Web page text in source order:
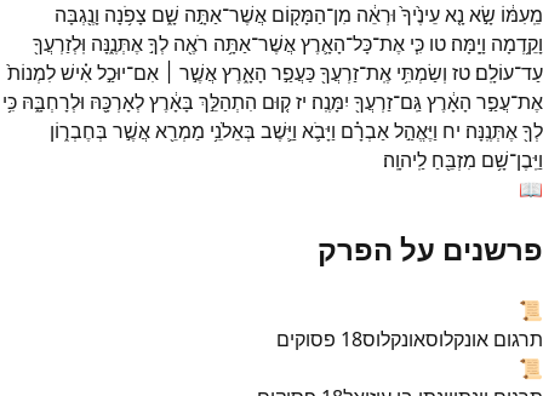
מֵֽעִמּ֔וֹ שָׂ֣א נָ֤אעֵינֶ֙יךָ֙ וּרְאֵ֔ה מִן־הַמָּק֖וֹם אֲשֶׁר־אַתָּ֣ה שָׁ֑ם צָפֹ֥נָה וָנֶ֖גְבָּה
וָקֵ֥דְמָה וָיָֽמָּה׃ טו כִּ֧י אֶת־כָּל־הָאָ֛רֶץאֲשֶׁר־אַתָּ֥ה רֹאֶ֖ה לְךָ֣אֶתְּנֶ֑נָּה וּֽלְזַרְעֲךָ֖
עַד־עוֹלָֽם׃ טז וְשַׂמְתִּ֥י אֶֽת־זַרְעֲךָ֖כַּעֲפַ֣ר הָאָ֑רֶץאֲשֶׁ֣ר ׀ אִם־יוּכַ֣לאִ֗ישׁלִמְנוֹת֙
אֶת־עֲפַ֣ר הָאָ֔רֶץגַּֽם־זַרְעֲךָ֖ יִמָּנֶֽה׃ יזק֚וּם הִתְהַלֵּ֣ךְ בָּאָ֔רֶץלְאָרְכָּ֖הּ וּלְרָחְבָּ֑הּ כִּ֥י
לְךָ֖אֶתְּנֶֽנָּה׃ יח וַיֶּאֱהַ֣לאַבְרָ֗ם וַיָּבֹ֛א וַיֵּ֛שֶׁב בְּאֵלֹנֵ֥י מַמְרֵ֖אאֲשֶׁ֣ר בְּחֶבְר֑וֹן
וַיִּֽבֶן־שָׁ֥ם מִזְבֵּ֖חַ לַֽיהוָֽה׃
📖
פרשנים על הפרק
📜
תרגום אונקלוסאונקלוס18 פסוקים
📜